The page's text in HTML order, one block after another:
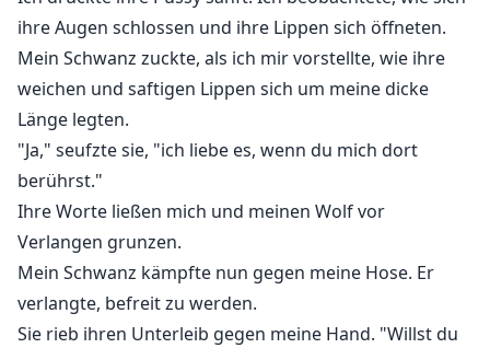
bin gut darin, mit ihnen umzugehen, also ist das nicht
das, was mich am meisten stört.
Ich kann mit anderen Frauen nicht kommen, seit ich
vor acht Monaten von einer wunderschönen Frau
geträumt habe.
Um dem Ganzen noch die Krone aufzusetzen: Wenn
eine Gefährtin finde, werde ich mein Rudel nicht mehr
führen können.
Ich werde verrückt.
ihre Augen schlossen und ihre Lippen sich öffneten.
Mein Schwanz zuckte, als ich mir vorstellte, wie ihre
weichen und saftigen Lippen sich um meine dicke
Länge legten.
"Ja," seufzte sie, "ich liebe es, wenn du mich dort
berührst."
Ihre Worte ließen mich und meinen Wolf vor
Verlangen grunzen.
Mein Schwanz kämpfte nun gegen meine Hose. Er
verlangte, befreit zu werden.
Sie rieb ihren Unterleib gegen meine Hand. "Willst du